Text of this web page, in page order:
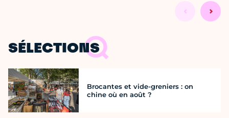
SÉLECTIONS
Brocantes et vide-greniers : on
chine où en août ?